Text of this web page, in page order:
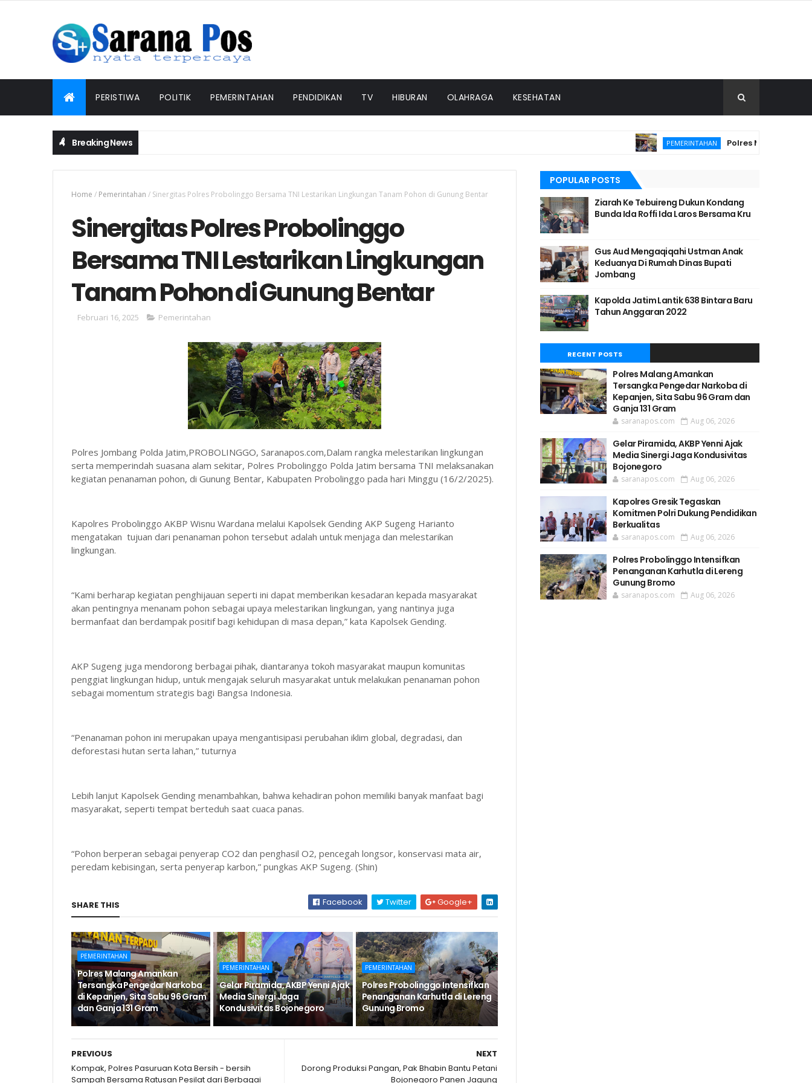
PERISTIWA POLITIK PEMERINTAHAN PENDIDIKAN TV HIBURAN OLAHRAGA KESEHATAN
Breaking News PEMERINTAHAN Polres Malang
Home / Pemerintahan / Sinergitas Polres Probolinggo Bersama TNI Lestarikan Lingkungan Tanam Pohon di Gunung Bentar
Sinergitas Polres Probolinggo
Bersama TNI Lestarikan Lingkungan
Tanam Pohon di Gunung Bentar
Februari 16, 2025 Pemerintahan
Polres Jombang Polda Jatim,PROBOLINGGO, Saranapos.com,Dalam rangka melestarikan lingkungan
serta memperindah suasana alam sekitar, Polres Probolinggo Polda Jatim bersama TNI melaksanakan
kegiatan penanaman pohon, di Gunung Bentar, Kabupaten Probolinggo pada hari Minggu (16/2/2025).
Kapolres Probolinggo AKBP Wisnu Wardana melalui Kapolsek Gending AKP Sugeng Harianto
mengatakan tujuan dari penanaman pohon tersebut adalah untuk menjaga dan melestarikan
lingkungan.
“Kami berharap kegiatan penghijauan seperti ini dapat memberikan kesadaran kepada masyarakat
akan pentingnya menanam pohon sebagai upaya melestarikan lingkungan, yang nantinya juga
bermanfaat dan berdampak positif bagi kehidupan di masa depan,” kata Kapolsek Gending.
AKP Sugeng juga mendorong berbagai pihak, diantaranya tokoh masyarakat maupun komunitas
penggiat lingkungan hidup, untuk mengajak seluruh masyarakat untuk melakukan penanaman pohon
sebagai momentum strategis bagi Bangsa Indonesia.
“Penanaman pohon ini merupakan upaya mengantisipasi perubahan iklim global, degradasi, dan
deforestasi hutan serta lahan,” tuturnya
Lebih lanjut Kapolsek Gending menambahkan, bahwa kehadiran pohon memiliki banyak manfaat bagi
masyarakat, seperti tempat berteduh saat cuaca panas.
“Pohon berperan sebagai penyerap CO2 dan penghasil O2, pencegah longsor, konservasi mata air,
peredam kebisingan, serta penyerap karbon,” pungkas AKP Sugeng. (Shin)
SHARE THIS Facebook Twitter Google+
PEMERINTAHAN
Polres Malang Amankan
Tersangka Pengedar Narkoba
di Kepanjen, Sita Sabu 96 Gram
dan Ganja 131 Gram
PEMERINTAHAN
Gelar Piramida, AKBP Yenni Ajak
Media Sinergi Jaga
Kondusivitas Bojonegoro
PEMERINTAHAN
Polres Probolinggo Intensifkan
Penanganan Karhutla di Lereng
Gunung Bromo
NEXT
Dorong Produksi Pangan, Pak Bhabin Bantu Petani
Bojonegoro Panen Jagung
PREVIOUS
Kompak, Polres Pasuruan Kota Bersih - bersih
Sampah Bersama Ratusan Pesilat dari Berbagai
POPULAR POSTS
Ziarah Ke Tebuireng Dukun Kondang
Bunda Ida Roffi Ida Laros Bersama Kru
Gus Aud Mengaqiqahi Ustman Anak
Keduanya Di Rumah Dinas Bupati
Jombang
Kapolda Jatim Lantik 638 Bintara Baru
Tahun Anggaran 2022
RECENT POSTS
Polres Malang Amankan
Tersangka Pengedar Narkoba di
Kepanjen, Sita Sabu 96 Gram dan
Ganja 131 Gram
saranapos.com Aug 06, 2026
Gelar Piramida, AKBP Yenni Ajak
Media Sinergi Jaga Kondusivitas
Bojonegoro
saranapos.com Aug 06, 2026
Kapolres Gresik Tegaskan
Komitmen Polri Dukung Pendidikan
Berkualitas
saranapos.com Aug 06, 2026
Polres Probolinggo Intensifkan
Penanganan Karhutla di Lereng
Gunung Bromo
saranapos.com Aug 06, 2026